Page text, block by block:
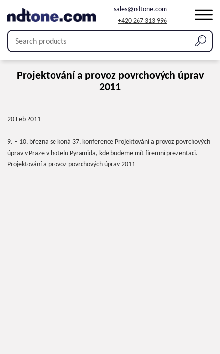
sales@ndtone.com
+420 267 313 996
Projektování a provoz povrchových úprav
2011
20 Feb 2011
9. – 10. března se koná 37. konference Projektování a provoz povrchových
úprav v Praze v hotelu Pyramida, kde budeme mít firemní prezentaci.
Projektování a provoz povrchových úprav 2011